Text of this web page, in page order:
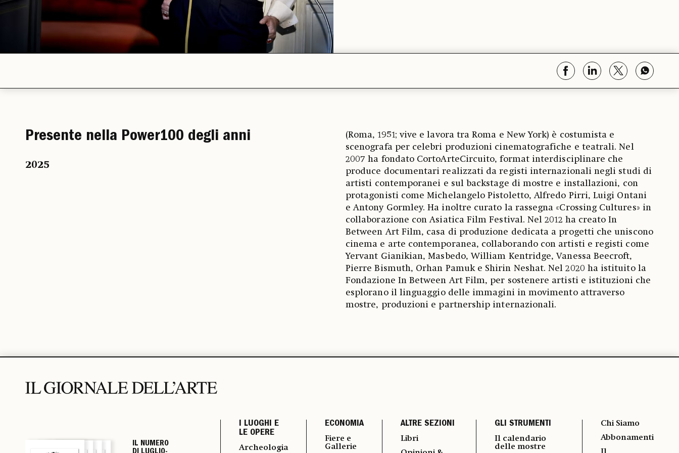
Presente nella Power100 degli anni
2025
(Roma, 1951; vive e lavora tra Roma e New York) è costumista e
scenografa per celebri produzioni cinematografiche e teatrali. Nel
2007 ha fondato CortoArteCircuito, format interdisciplinare che
produce documentari realizzati da registi internazionali negli studi di
artisti contemporanei e sul backstage di mostre e installazioni, con
protagonisti come Michelangelo Pistoletto, Alfredo Pirri, Luigi Ontani
e Antony Gormley. Ha inoltre curato la rassegna «Crossing Cultures» in
collaborazione con Asiatica Film Festival. Nel 2012 ha creato In
Between Art Film, casa di produzione dedicata a progetti che uniscono
cinema e arte contemporanea, collaborando con artisti e registi come
Yervant Gianikian, Masbedo, William Kentridge, Vanessa Beecroft,
Pierre Bismuth, Orhan Pamuk e Shirin Neshat. Nel 2020 ha istituito la
Fondazione In Between Art Film, per sostenere artisti e istituzioni che
esplorano il linguaggio delle immagini in movimento attraverso
mostre, produzioni e partnership internazionali.
IL NUMERO
IL NUMERO
IL NUMERO
IL NUMERO
I LUOGHI E
LE OPERE
Archeologia
ECONOMIA
Fiere e
Gallerie
ALTRE SEZIONI
Libri
GLI STRUMENTI
Il calendario
delle mostre
Chi Siamo
Abbonamenti